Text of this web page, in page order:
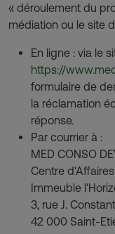
« déroulement du
médiation ou le site
En ligne : via le
https://
formulaire de
la réclamation
réponse.
Par courrier à :
MED CONSO
Centre
Immeuble
3, rue J.
42 000 Saint-